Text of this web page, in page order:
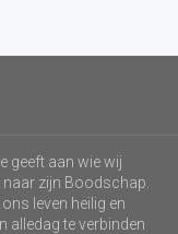
geeft aan wie wij
naar zijn Boodschap.
leven heilig en
alledag te verbinden